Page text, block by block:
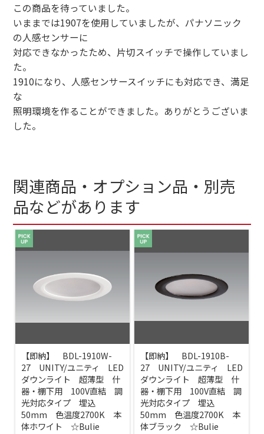
この商品を待っていました。
いままでは1907を使用していましたが、パナソニック
の人感センサーに
対応できなかったため、片切スイッチで操作していまし
た。
1910になり、人感センサースイッチにも対応でき、満足
な
照明環境を作ることができました。ありがとうございま
した。
関連商品・オプション品・別売
品などがあります
【即納】 BDL-1910W-
27 UNITY/ユニティ LED
ダウンライト 超薄型 什
器・棚下用 100V直結 調
光対応タイプ 埋込
50mm 色温度2700K 本
体ホワイト ☆Bulie
【即納】 BDL-1910B-
27 UNITY/ユニティ LED
ダウンライト 超薄型 什
器・棚下用 100V直結 調
光対応タイプ 埋込
50mm 色温度2700K 本
体ブラック ☆Bulie